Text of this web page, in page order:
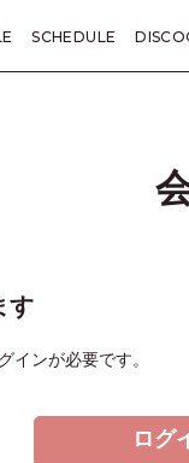
SCHEDULE
す
インが必要です。
ログ